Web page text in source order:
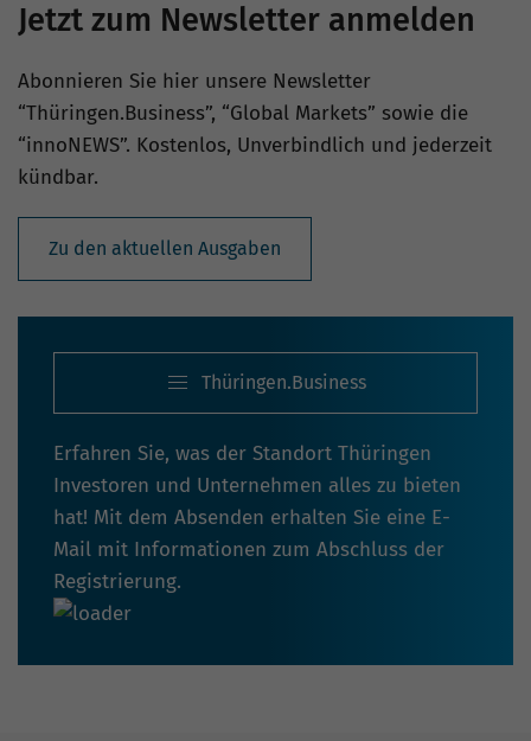
Jetzt zum Newsletter anmelden
Abonnieren Sie hier unsere Newsletter
“Thüringen.Business”, “Global Markets” sowie die
“innoNEWS”. Kostenlos, Unverbindlich und jederzeit
kündbar.
Zu den aktuellen Ausgaben
Thüringen.Business
Erfahren Sie, was der Standort Thüringen
Investoren und Unternehmen alles zu bieten
hat! Mit dem Absenden erhalten Sie eine E-
Mail mit Informationen zum Abschluss der
Registrierung.